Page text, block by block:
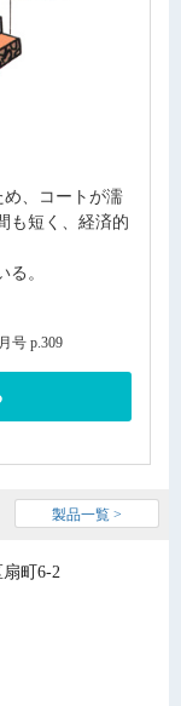
、コートが濡
も短く、経済的
。
号 p.309
製品一覧 >
町6-2